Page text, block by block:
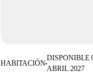
HABITACIÓN■
DISPONIBLE
ABRIL 2027